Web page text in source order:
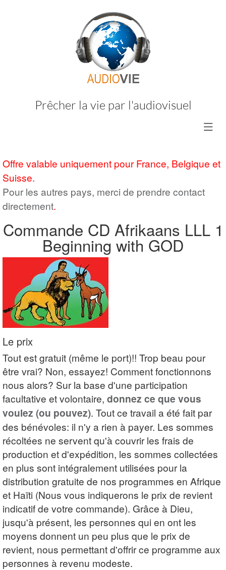
Prêcher la vie par l'audiovisuel
Offre valable uniquement pour France, Belgique et
Suisse.
Pour les autres pays, merci de prendre contact
directement.
Commande CD Afrikaans LLL 1
Beginning with GOD
Le prix
Tout est gratuit (même le port)!! Trop beau pour
être vrai? Non, essayez! Comment fonctionnons
nous alors? Sur la base d'une participation
facultative et volontaire, donnez ce que vous
voulez (ou pouvez). Tout ce travail a été fait par
des bénévoles: il n'y a rien à payer. Les sommes
récoltées ne servent qu'à couvrir les frais de
production et d'expédition, les sommes collectées
en plus sont intégralement utilisées pour la
distribution gratuite de nos programmes en Afrique
et Haïti (Nous vous indiquerons le prix de revient
indicatif de votre commande). Grâce à Dieu,
jusqu'à présent, les personnes qui en ont les
moyens donnent un peu plus que le prix de
revient, nous permettant d'offrir ce programme aux
personnes à revenu modeste.